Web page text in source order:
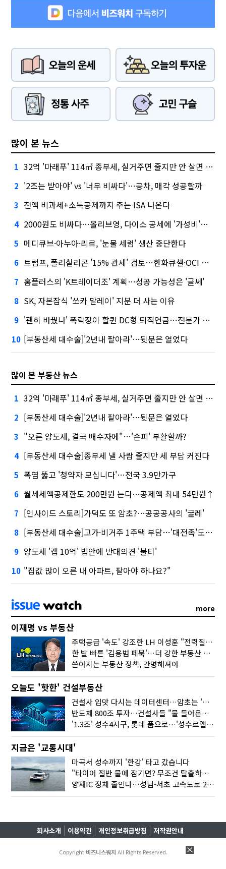
많이 본 뉴스
1 32억 '마래푸' 114㎡ 종부세, 실거주면 줄지만 안 살면 2.5배
2 '2조는 받아야' vs '너무 비싸다'…공차, 매각 성공할까
3 전액 비과세+소득공제까지 주는 ISA 나온다
4 2000원도 비싸다…올리브영, 다이소 공세에 '가성비'로 맞불
5 메디큐브·아누아·리르, '눈물 세럼' 생산 중단한다
6 트럼프, 폴리실리콘 '15% 관세' 검토…한화큐셀·OCI 영향은?
7 홈플러스의 'K트레이더조' 계획…성공 가능성은 '글쎄'
8 SK, 자본잠식 '쏘카 말레이' 지분 더 사는 이유
9 '괜히 바꿨나' 폭락장이 할퀸 DC형 퇴직연금…전문가 조언은
10 [부동산세 대수술]'2년내 팔아라'…뒷문은 열었다
많이 본 부동산 뉴스
1 32억 '마래푸' 114㎡ 종부세, 실거주면 줄지만 안 살면 2.5배
2 [부동산세 대수술]'2년내 팔아라'…뒷문은 열었다
3 "오른 양도세, 결국 매수자에"…'손피' 부활할까?
4 [부동산세 대수술]종부세 낼 사람 줄지만 세 부담 커진다
5 폭염 뚫고 '청약자 모십니다'…전국 3.9만가구
6 월세세액공제한도 200만원 는다…공제액 최대 54만원↑
7 [인사이드 스토리]가덕도 또 암초?…공공공사의 '굴레'
8 [부동산세 대수술]고가·비거주 1주택 부담…'대전족'도 불똥
9 양도세 '캡 10억' 법안에 반대의견 '불티'
10 "집값 많이 오른 내 아파트, 팔아야 하나요?"
more
이재명 vs 부동산
주택공급 '속도' 강조한 LH 이성훈 "전력질주해야"
한 발 빠른 '김용범 페북'…더 강한 부동산 규제 나오나
쏟아지는 부동산 정책, 간명해져야
오늘도 '핫한' 건설부동산
건설사 입맛 다시는 데이터센터…암초는 '주민 반대'
반도체 800조 투자…건설사들 "물 들어온다!"
'1.3조' 성수4지구, 롯데 품으로…'성수르엘 S70' 거듭
지금은 '교통시대'
마곡서 성수까지 '한강' 타고 갔습니다
"타이어 절반 물에 잠기면? 무조건 탈출하세요"
양재IC 정체 줄인다…성남-서초 고속도로 2029년 착공
회사소개 이용약관 개인정보취급방침 저작권안내
Copyright 비즈니스워치 All Rights Reserved.